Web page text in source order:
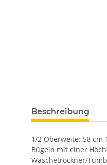
Beschreibung
1/2 Oberweite: 58 cm
Bügeln mit einer
Wäschetrockner/